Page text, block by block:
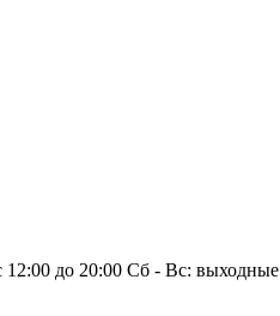
до 20:00 Сб - Вс: выходные